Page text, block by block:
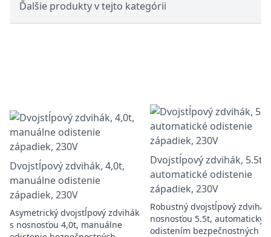
Ďalšie produkty v tejto kategórii
Dvojstĺpový zdvihák, 4,0t,
manuálne odistenie
západiek, 230V
Asymetrický dvojstĺpový zdvihák
s nosnosťou 4,0t, manuálne
Dvojstĺpový zdvihák, 5.5t,
automatické odistenie
západiek, 230V
Robustný dvojstĺpový zdvihák
nosnosťou 5.5t, automatickým
odistením bezpečnostných